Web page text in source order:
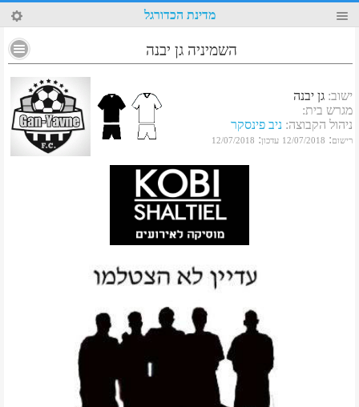
85 מדינת הכדורגל
השמיניה גן יבנה
ישוב: גן יבנה
מגרש בית:
ניהול הקבוצה: ניב פינסקר
רישום:
12/07/2018 עדכון:
12/07/2018